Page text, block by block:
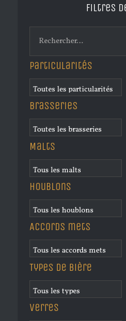
Filtres
Particularités
Brasseries
Malts
Houblons
Accords mets
Types de bière
Verres